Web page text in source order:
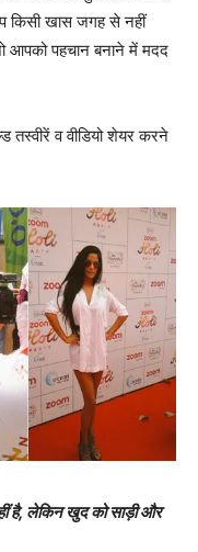
किसी खास जगह से नहीं
आपको पहचान बनाने में मदद
तस्वीरें व वीडियो शेयर करने
है, लेकिन खुद को साड़ी और